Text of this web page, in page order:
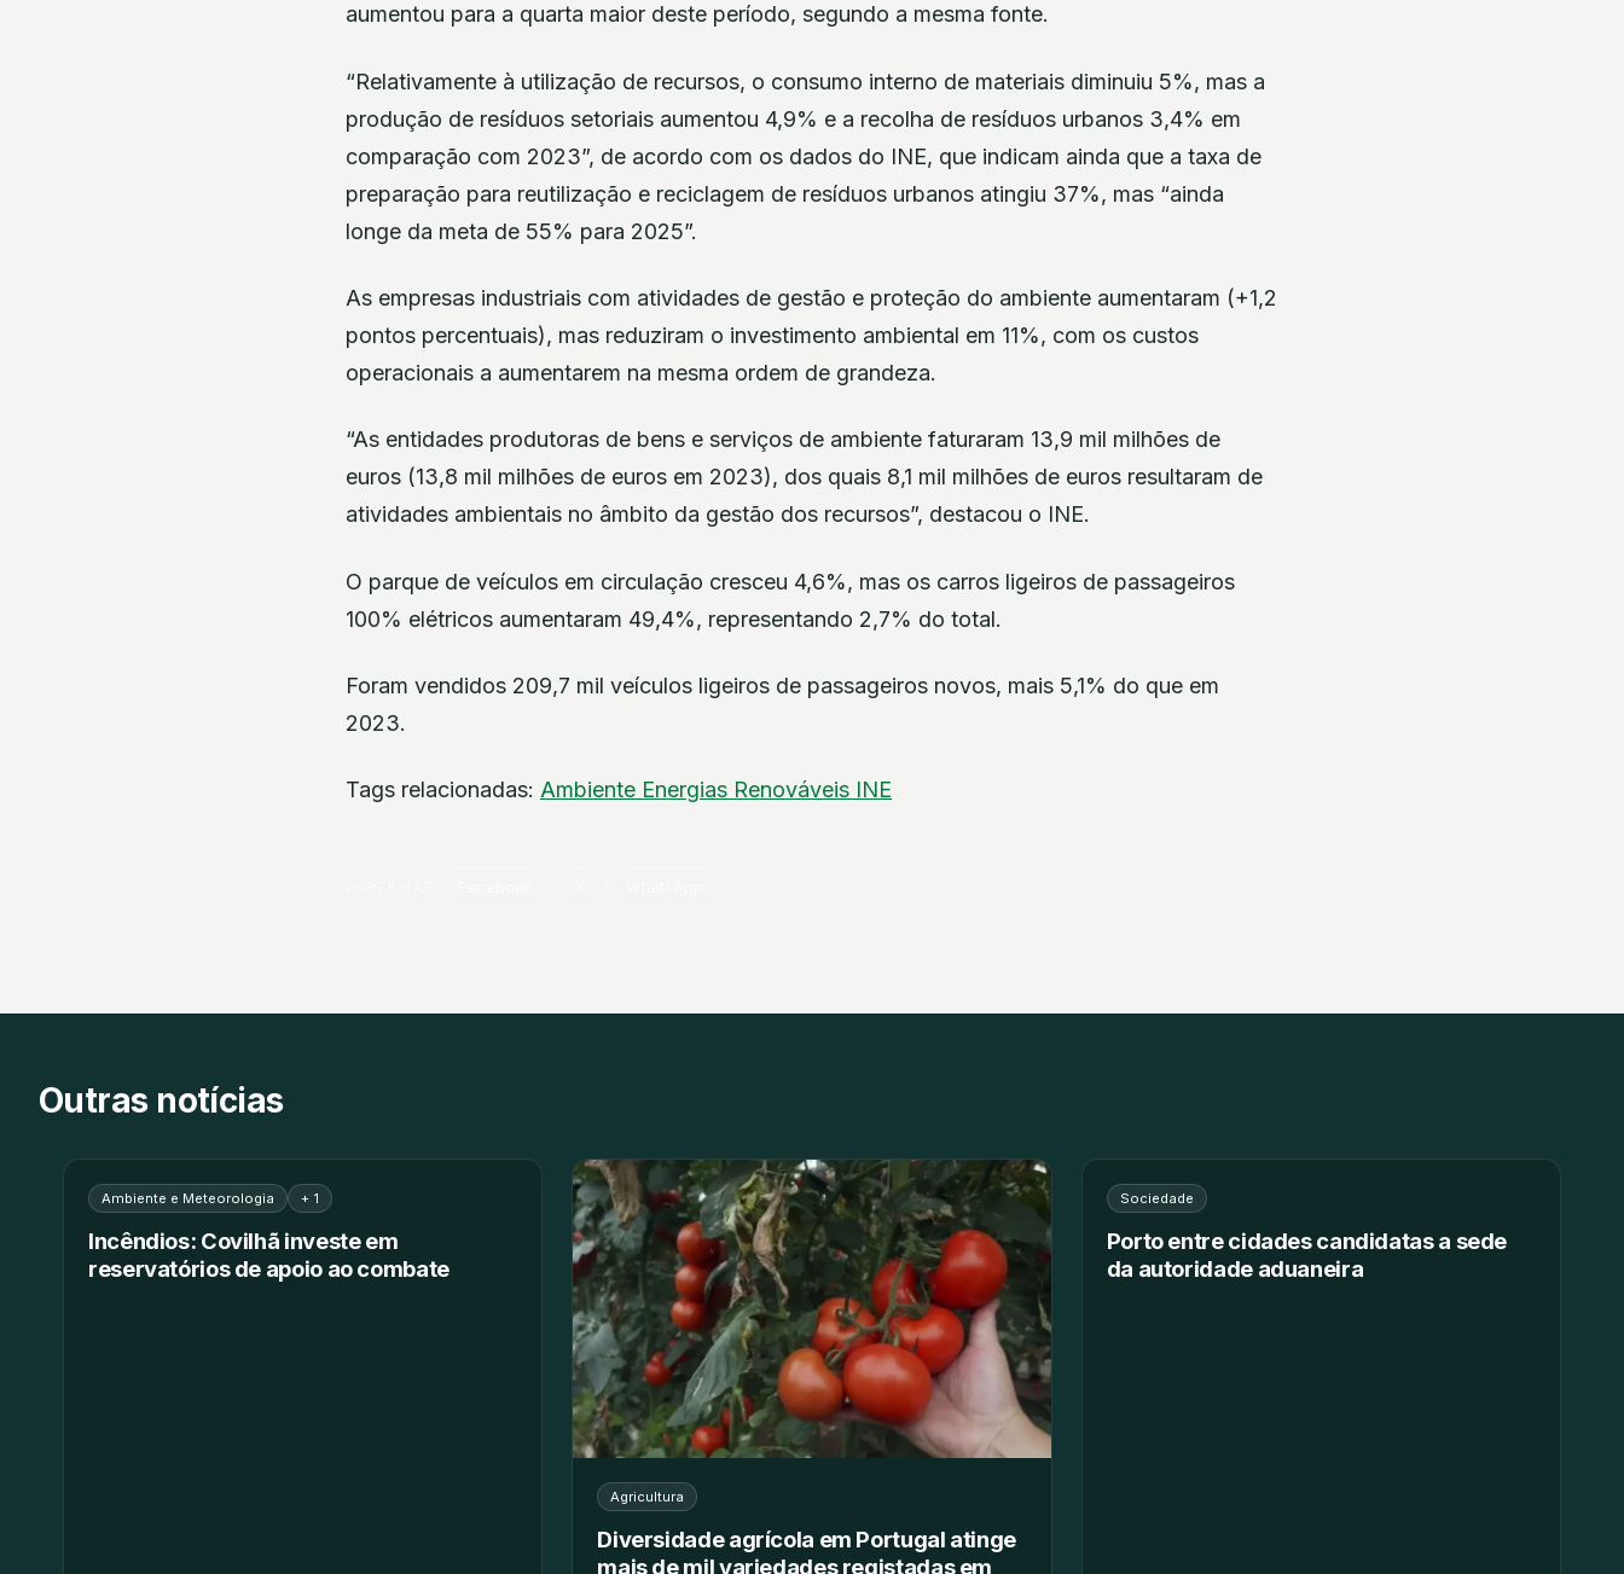
aumentou para a quarta maior deste período, segundo a mesma fonte.
“Relativamente à utilização de recursos, o consumo interno de materiais diminuiu 5%, mas a
produção de resíduos setoriais aumentou 4,9% e a recolha de resíduos urbanos 3,4% em
comparação com 2023”, de acordo com os dados do INE, que indicam ainda que a taxa de
preparação para reutilização e reciclagem de resíduos urbanos atingiu 37%, mas “ainda
longe da meta de 55% para 2025”.
As empresas industriais com atividades de gestão e proteção do ambiente aumentaram (+1,2
pontos percentuais), mas reduziram o investimento ambiental em 11%, com os custos
operacionais a aumentarem na mesma ordem de grandeza.
“As entidades produtoras de bens e serviços de ambiente faturaram 13,9 mil milhões de
euros (13,8 mil milhões de euros em 2023), dos quais 8,1 mil milhões de euros resultaram de
atividades ambientais no âmbito da gestão dos recursos”, destacou o INE.
O parque de veículos em circulação cresceu 4,6%, mas os carros ligeiros de passageiros
100% elétricos aumentaram 49,4%, representando 2,7% do total.
Foram vendidos 209,7 mil veículos ligeiros de passageiros novos, mais 5,1% do que em
2023.
Tags relacionadas: Ambiente Energias Renováveis INE
Outras notícias
Ambiente e Meteorologia + 1
Incêndios: Covilhã investe em
reservatórios de apoio ao combate
Agricultura
Diversidade agrícola em Portugal atinge
mais de mil variedades registadas em
Sociedade
Porto entre cidades candidatas a sede
da autoridade aduaneira